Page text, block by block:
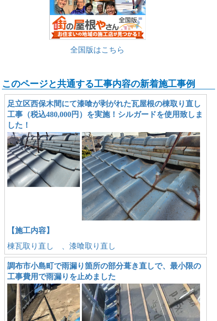
全国版はこちら
このページと共通する工事内容の新着施工事例
足立区西保木間にて漆喰が剥がれた瓦屋根の棟取り直し
工事（税込480,000円）を実施！シルガードを使用致しま
した！
【施工内容】
棟瓦取り直し 、漆喰取り直し
調布市小島町で雨漏り箇所の部分葺き直しで、最小限の
工事費用で雨漏りを止めました